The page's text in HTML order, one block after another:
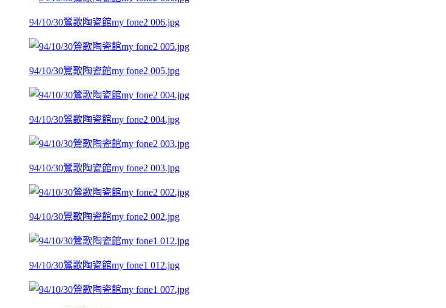
94/10/30鶯歌陶瓷館my fone2 006.jpg
94/10/30鶯歌陶瓷館my fone2 005.jpg
94/10/30鶯歌陶瓷館my fone2 004.jpg
94/10/30鶯歌陶瓷館my fone2 003.jpg
94/10/30鶯歌陶瓷館my fone2 002.jpg
94/10/30鶯歌陶瓷館my fone1 012.jpg